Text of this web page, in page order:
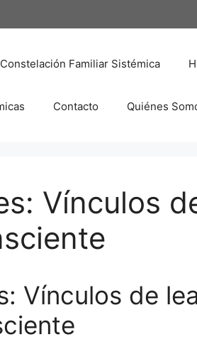
Constelación Familiar Sistémica
Contacto Quiénes
Vínculos
Vínculos de